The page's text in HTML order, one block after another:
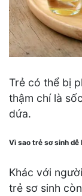
Trẻ có thể bị
thậm chí là
dứa.
Vì sao trẻ sơ sinh dễ
Khác với
trẻ sơ sinh